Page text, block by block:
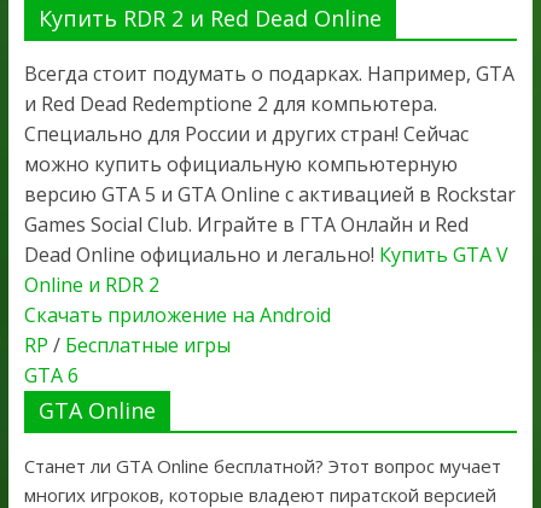
Купить RDR 2 и Red Dead Online
Всегда стоит подумать о подарках. Например, GTA
и Red Dead Redemptione 2 для компьютера.
Специально для России и других стран! Сейчас
можно купить официальную компьютерную
версию GTA 5 и GTA Online с активацией в Rockstar
Games Social Club. Играйте в ГТА Онлайн и Red
Dead Online официально и легально! Купить GTA V
Online и RDR 2
Скачать приложение на Android
RP / Бесплатные игры
GTA 6
GTA Online
Станет ли GTA Online бесплатной? Этот вопрос мучает
многих игроков, которые владеют пиратской версией